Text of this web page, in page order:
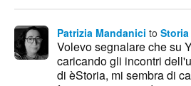
Patrizia Mandanici to Storia
Volevo segnalare che su
caricando gli incontri
di èStoria, mi sembra di